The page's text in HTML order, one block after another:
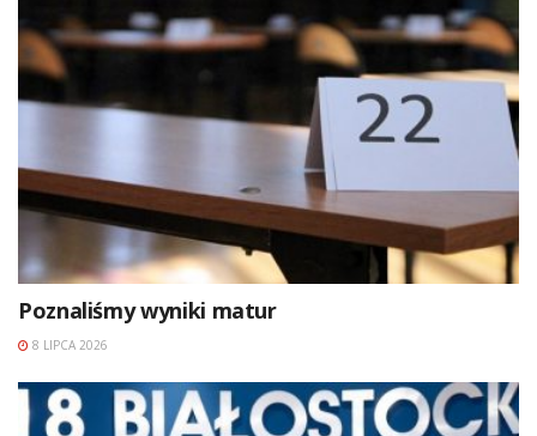
Poznaliśmy wyniki matur
8 LIPCA 2026